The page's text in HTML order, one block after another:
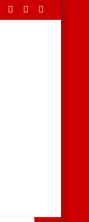
ดสินบนตำรวจ สุดท้ายโดน